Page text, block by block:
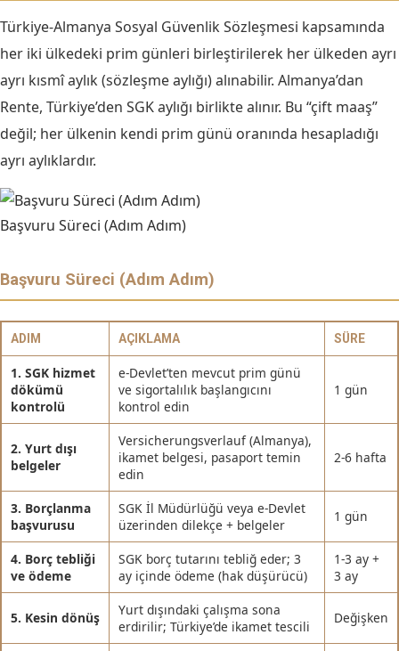
Türkiye-Almanya Sosyal Güvenlik Sözleşmesi kapsamında
her iki ülkedeki prim günleri birleştirilerek her ülkeden ayrı
ayrı kısmî aylık (sözleşme aylığı) alınabilir. Almanya’dan
Rente, Türkiye’den SGK aylığı birlikte alınır. Bu “çift maaş”
değil; her ülkenin kendi prim günü oranında hesapladığı
ayrı aylıklardır.
Başvuru Süreci (Adım Adım)
Başvuru Süreci (Adım Adım)
ADIM AÇIKLAMA SÜRE
1. SGK hizmet
dökümü
kontrolü
e-Devlet’ten mevcut prim günü
ve sigortalılık başlangıcını
kontrol edin
1 gün
2. Yurt dışı
belgeler
Versicherungsverlauf (Almanya),
ikamet belgesi, pasaport temin
edin
2-6 hafta
3. Borçlanma
başvurusu
SGK İl Müdürlüğü veya e-Devlet
üzerinden dilekçe + belgeler
1 gün
4. Borç tebliği
ve ödeme
SGK borç tutarını tebliğ eder; 3
ay içinde ödeme (hak düşürücü)
1-3 ay +
3 ay
5. Kesin dönüş
Yurt dışındaki çalışma sona
erdirilir; Türkiye’de ikamet tescili
Değişken